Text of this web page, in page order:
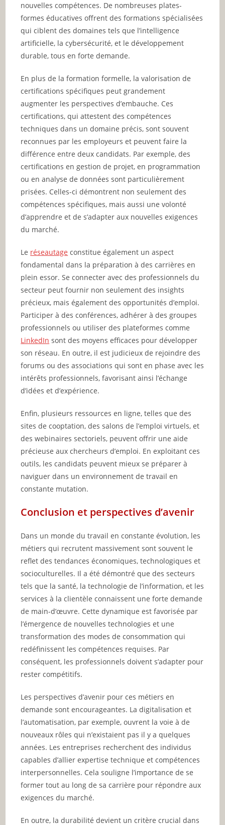
nouvelles compétences. De nombreuses plates-
formes éducatives offrent des formations spécialisées
qui ciblent des domaines tels que l’intelligence
artificielle, la cybersécurité, et le développement
durable, tous en forte demande.
En plus de la formation formelle, la valorisation de
certifications spécifiques peut grandement
augmenter les perspectives d’embauche. Ces
certifications, qui attestent des compétences
techniques dans un domaine précis, sont souvent
reconnues par les employeurs et peuvent faire la
différence entre deux candidats. Par exemple, des
certifications en gestion de projet, en programmation
ou en analyse de données sont particulièrement
prisées. Celles-ci démontrent non seulement des
compétences spécifiques, mais aussi une volonté
d’apprendre et de s’adapter aux nouvelles exigences
du marché.
Le réseautage constitue également un aspect
fondamental dans la préparation à des carrières en
plein essor. Se connecter avec des professionnels du
secteur peut fournir non seulement des insights
précieux, mais également des opportunités d’emploi.
Participer à des conférences, adhérer à des groupes
professionnels ou utiliser des plateformes comme
LinkedIn sont des moyens efficaces pour développer
son réseau. En outre, il est judicieux de rejoindre des
forums ou des associations qui sont en phase avec les
intérêts professionnels, favorisant ainsi l’échange
d’idées et d’expérience.
Enfin, plusieurs ressources en ligne, telles que des
sites de cooptation, des salons de l’emploi virtuels, et
des webinaires sectoriels, peuvent offrir une aide
précieuse aux chercheurs d’emploi. En exploitant ces
outils, les candidats peuvent mieux se préparer à
naviguer dans un environnement de travail en
constante mutation.
Conclusion et perspectives d’avenir
Dans un monde du travail en constante évolution, les
métiers qui recrutent massivement sont souvent le
reflet des tendances économiques, technologiques et
socioculturelles. Il a été démontré que des secteurs
tels que la santé, la technologie de l’information, et les
services à la clientèle connaissent une forte demande
de main-d’œuvre. Cette dynamique est favorisée par
l’émergence de nouvelles technologies et une
transformation des modes de consommation qui
redéfinissent les compétences requises. Par
conséquent, les professionnels doivent s’adapter pour
rester compétitifs.
Les perspectives d’avenir pour ces métiers en
demande sont encourageantes. La digitalisation et
l’automatisation, par exemple, ouvrent la voie à de
nouveaux rôles qui n’existaient pas il y a quelques
années. Les entreprises recherchent des individus
capables d’allier expertise technique et compétences
interpersonnelles. Cela souligne l’importance de se
former tout au long de sa carrière pour répondre aux
exigences du marché.
En outre, la durabilité devient un critère crucial dans